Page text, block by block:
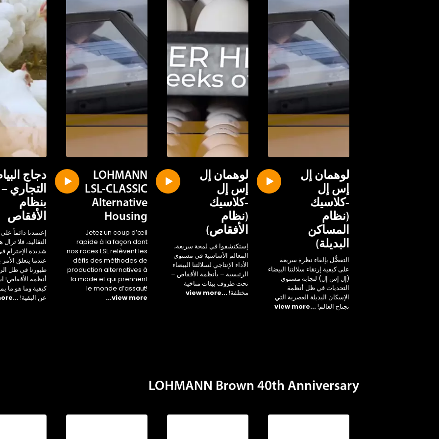
لوهمان إل
إس إل
-كلاسيك
(نظام
المساكن
البديلة)
التفضُّل بإلقاء نظرة سريعة
على كيفية إرتقاء سلالتنا البيضاء
(إل إس إل) لتجابه مستوى
التحديات في ظل أنظمة
الإسكان البديلة العصرية التي
تجتاح العالم!...view more
لوهمان إل
إس إل
-كلاسيك
(نظام
الأفقاص)
إستكتشفوا في لمحة سريعة،
المعالم الأساسية في مستوى
الأداء الإنتاجي لسلالتنا البيضاء
الرئيسية – بأنظمة الأقفاص –
تحت ظروف بيئات مناخية
مختلفة!...view more
LOHMANN
LSL-CLASSIC
Alternative
Housing
Jetez un coup d’œil
rapide à la façon dont
nos races LSL relèvent les
défis des méthodes de
production alternatives à
la mode et qui prennent
le monde d’assaut!
...view more
دجاج
التجاري –
بنظام
الأفقاص
إعتمدنا دائماً
التقاليد، فلا
شديدة الإحترام
عندما يتعلق
طيورنا في ظل
أنظمة الأقفاص!
كيفية وما هو ما
عن البقية!...view more
LOHMANN Brown 40th Anniversary